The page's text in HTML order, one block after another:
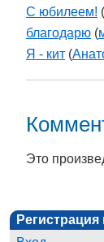
С юбилеем! (
благодарю (
Я - кит (
Это